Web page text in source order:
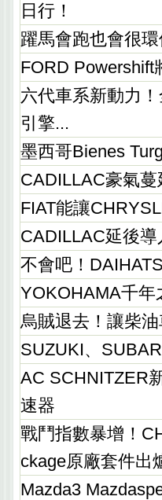
日行！
躍馬會跑也會很
FORD Powershift
六代車系新動力
引擎...
墨西哥Bienes
CADILLAC豪氣
FIAT能讓
CADILLAC延後導
不會吧！
YOKOHAMA千年
烏賊退去！讓柴油
SUZUKI、
AC SCHNITZER
速器
戰鬥指數暴增！
ckage原廠套件出
Mazda3